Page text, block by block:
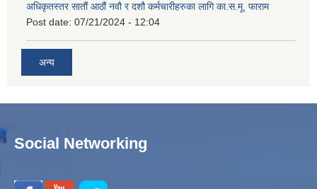
अधिकृतस्तर सातौं आठौं नवौ र दशौ कर्मचारीहरुका लागि का.स.मू. फाराम
Post date: 07/21/2024 - 12:04
अन्य
Social Networking